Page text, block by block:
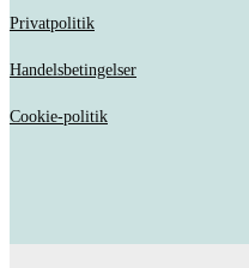
Privatpolitik
Handelsbetingelser
Cookie-politik